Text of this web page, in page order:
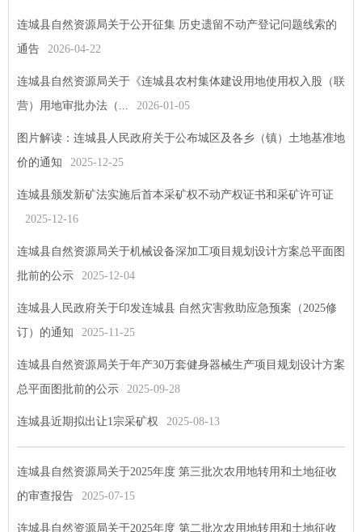
连城县自然资源局关于公开征集 历史遗留不动产登记问题线索的
通告
2026-04-22
连城县自然资源局关于《连城县农村集体建设用地使用权入股（联
营）用地审批办法（...
2026-01-05
图片解读：连城县人民政府关于公布城区及各乡（镇）土地基准地
价的通知
2025-12-25
连城县颁发新矿法实施后首本采矿权不动产权证书和采矿许可证
2025-12-16
连城县自然资源局关于机械设备深加工项目规划设计方案总平面图
批前的公示
2025-12-04
连城县人民政府关于印发连城县 自然灾害救助应急预案（2025修
订）的通知
2025-11-25
连城县自然资源局关于年产30万套健身器械生产项目规划设计方案
总平面图批前的公示
2025-09-28
连城县近期拟出让1宗采矿权 2025-08-13
连城县自然资源局关于2025年度 第三批次农用地转用和土地征收
的审查报告
2025-07-15
连城县自然资源局关于2025年度 第二批次农用地转用和土地征收